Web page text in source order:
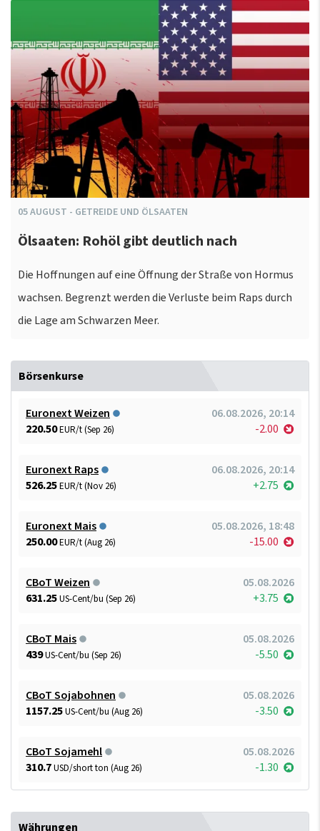
05AUGUST - GETREIDE UND ÖLSAATEN
Ölsaaten: Rohöl gibt deutlich nach
Die Hoffnungen auf eine Öffnung der Straße von Hormus
wachsen. Begrenzt werden die Verluste beim Raps durch
die Lage am Schwarzen Meer.
Börsenkurse
Euronext Weizen
06.08.2026, 20:14
220.50EUR/t (Sep 26) -2.00
Euronext Raps
06.08.2026, 20:14
526.25EUR/t (Nov 26) +2.75
Euronext Mais
05.08.2026, 18:48
250.00EUR/t (Aug 26) -15.00
CBoT Weizen
05.08.2026
631.25US-Cent/bu (Sep 26) +3.75
CBoT Mais
05.08.2026
439US-Cent/bu (Sep 26) -5.50
CBoT Sojabohnen
05.08.2026
1157.25US-Cent/bu (Aug 26) -3.50
CBoT Sojamehl
05.08.2026
310.7USD/short ton (Aug 26) -1.30
Währungen